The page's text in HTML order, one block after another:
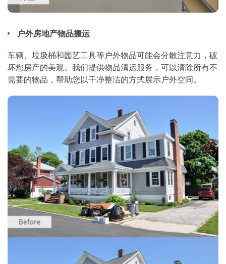
户外房地产物品搬运
车辆、垃圾桶和园艺工具等户外物品可能会分散注意力，破
坏您房产的美观。我们提供物品清运服务，可以清除所有不
需要的物品，帮助您以干净整洁的方式展示户外空间。